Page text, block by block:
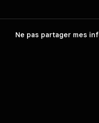
Ne pas partager mes